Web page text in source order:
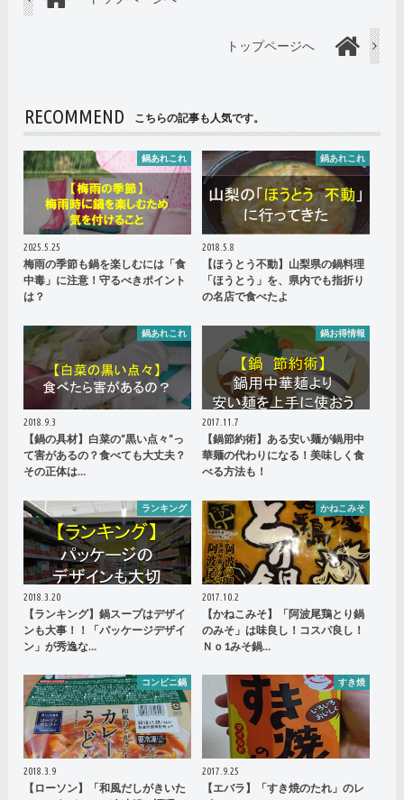
トップページへ
RECOMMEND こちらの記事も人気です。
鍋あれこれ
2025.5.25
梅雨の季節も鍋を楽しむには「食
中毒」に注意！守るべきポイント
は？
鍋あれこれ
2018.5.8
【ほうとう不動】山梨県の鍋料理
「ほうとう」を、県内でも指折り
の名店で食べたよ
鍋あれこれ
2018.9.3
【鍋の具材】白菜の”黒い点々”っ
て害があるの？食べても大丈夫？
その正体は…
鍋お得情報
2017.11.7
【鍋節約術】ある安い麺が鍋用中
華麺の代わりになる！美味しく食
べる方法も！
ランキング
2018.3.20
【ランキング】鍋スープはデザイ
ンも大事！！「パッケージデザイ
ン」が秀逸な…
かねこみそ
2017.10.2
【かねこみそ】「阿波尾鶏とり鍋
のみそ」は味良し！コスパ良し！
Ｎｏ1みそ鍋…
コンビニ鍋
2018.3.9
【ローソン】「和風だしがきいた
すき焼
2017.9.25
【エバラ】「すき焼のたれ」のレ